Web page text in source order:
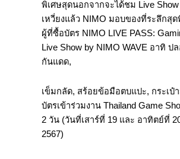
พิเศษสุดนอกจากจะได้ชม Live
เหวี่ยงแล้ว NIMO มอบของที่ระลึกสุ
ผู้ที่ซื้อบัตร NIMO LIVE PASS:
Live Show by NIMO WAVE อาทิ ป
กันแดด,
เข็มกลัด, สร้อยข้อมือตบแปะ, กระเป๋
บัตรเข้าร่วมงาน Thailand Game
2 วัน (วันที่เสาร์ที่ 19 และ อาทิตย์ที่
2567)